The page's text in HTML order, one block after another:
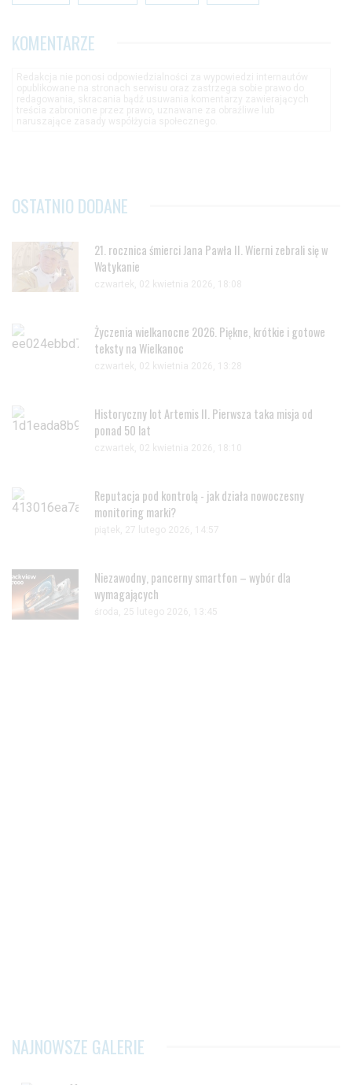
KOMENTARZE
OSTATNIO DODANE
21. rocznica śmierci Jana Pawła II. Wierni zebrali się w
Watykanie
czwartek, 02 kwietnia 2026, 18:08
Życzenia wielkanocne 2026. Piękne, krótkie i gotowe
teksty na Wielkanoc
czwartek, 02 kwietnia 2026, 13:28
Historyczny lot Artemis II. Pierwsza taka misja od
ponad 50 lat
czwartek, 02 kwietnia 2026, 18:10
Reputacja pod kontrolą - jak działa nowoczesny
monitoring marki?
piątek, 27 lutego 2026, 14:57
Niezawodny, pancerny smartfon – wybór dla
wymagających
środa, 25 lutego 2026, 13:45
NAJNOWSZE GALERIE